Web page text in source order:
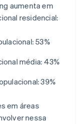
aumenta em
residencial:
53%
média: 43%
39%
em áreas
nessa